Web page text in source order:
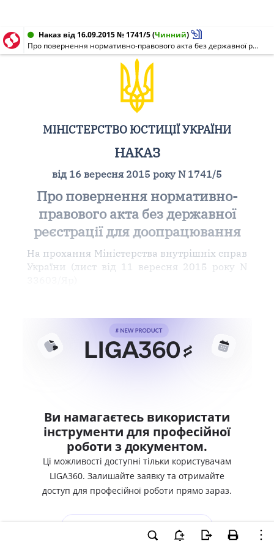
Наказ від 16.09.2015 № 1741/5(Чинний)
Про повернення нормативно-правового акта без державної реєстрації для доопрацювання
МІНІСТЕРСТВО ЮСТИЦІЇ УКРАЇНИ
НАКАЗ
від 16 вересня 2015 року N 1741/5
Про повернення нормативно-
правового акта без державної
реєстрації для доопрацювання
На прохання Міністерства внутрішніх справ
України (лист від 11 вересня 2015 року N
Ви намагаєтесь використати
інструменти для професійної
роботи з документом.
Ці можливості доступні тільки користувачам
LIGA360. Залишайте заявку та отримайте
доступ для професійної роботи прямо зараз.
ХОЧУ СПРОБУВАТИ LIGA360 - ОТРИМАТИ